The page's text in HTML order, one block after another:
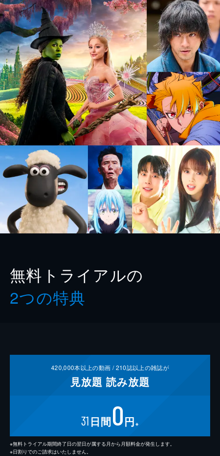
無料トライアルの
2つの特典
420,000本以上の動画 /210誌以上の雑誌が
見放題 読み放題
31 日間0円 ※
※無料トライアル期間終了日の翌日が属する月から月額料金が発生します。
※日割りでのご請求はいたしません。